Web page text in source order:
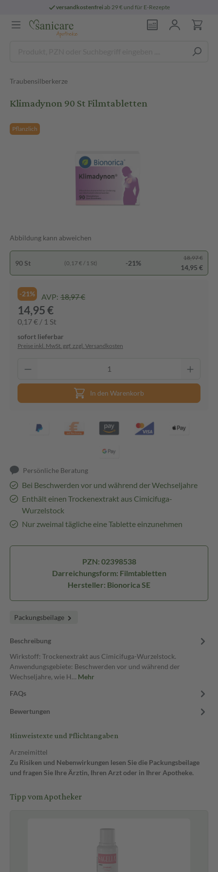
versandkostenfreiab 29 € und für E-Rezepte
Traubensilberkerze
Klimadynon 90 St Filmtabletten
Pflanzlich
Abbildung kann abweichen
90 St (0,17 € / 1 St) -21%
18,97 €
14,95 €
-21% AVP: 18,97 €
14,95 €
0,17 € / 1 St
sofort lieferbar
Preise inkl. MwSt. ggf. zzgl. Versandkosten
In den Warenkorb
Persönliche Beratung
Bei Beschwerden vor und während der Wechseljahre
Enthält einen Trockenextrakt aus Cimicifuga-
Wurzelstock
Nur zweimal tägliche eine Tablette einzunehmen
PZN: 02398538
Darreichungsform: Filmtabletten
Hersteller: Bionorica SE
Packungsbeilage
Beschreibung
Wirkstoff: Trockenextrakt aus Cimicifuga-Wurzelstock.
Anwendungsgebiete: Beschwerden vor und während der
Wechseljahre, wie H… Mehr
FAQs
Bewertungen
Hinweistexte und Pflichtangaben
Arzneimittel
Zu Risiken und Nebenwirkungen lesen Sie die Packungsbeilage
und fragen Sie Ihre Ärztin, Ihren Arzt oder in Ihrer Apotheke.
Tipp vom Apotheker